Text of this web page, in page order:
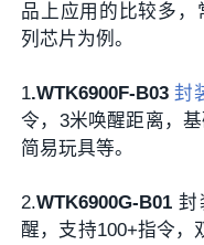
品上应用的比较多，
列芯片为例。
1.WTK6900F-B03 封
令，3米唤醒距离，
简易玩具等。
2.WTK6900G-B01 封
醒，支持100+指令，